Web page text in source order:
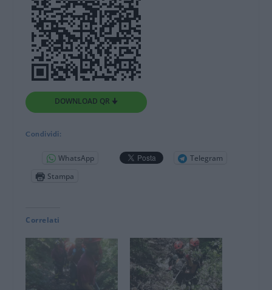
DOWNLOAD QR 🠋
Condividi:
WhatsApp
Telegram
Stampa
Correlati